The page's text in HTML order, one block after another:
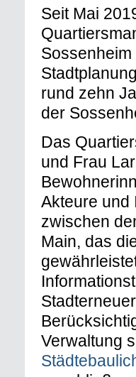
Seit Mai
rund zehn
der
Das
und Frau
Akteure und
zwischen
Main, das
Verwaltung